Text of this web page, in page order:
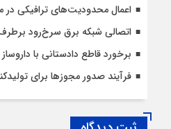
اعمال محدودیت‌‌های ترافیکی
اتصالی شبکه برق سرخ‌رود
برخورد قاطع دادستانی با
فرآیند صدور مجوزها برای